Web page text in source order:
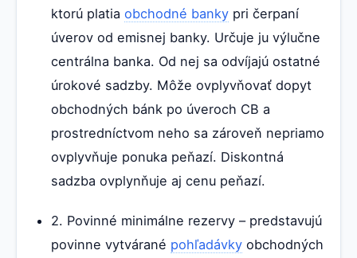
ktorú platia obchodné bankypri čerpaní
úverov od emisnej banky. Určuje ju výlučne
centrálna banka. Od nej sa odvíjajú ostatné
úrokové sadzby. Môže ovplyvňovať dopyt
obchodných bánk po úveroch CB a
prostredníctvom neho sa zároveň nepriamo
ovplyvňuje ponuka peňazí. Diskontná
sadzba ovplynňuje aj cenu peňazí.
2. Povinné minimálne rezervy – predstavujú
povinne vytvárané pohľadávkyobchodných